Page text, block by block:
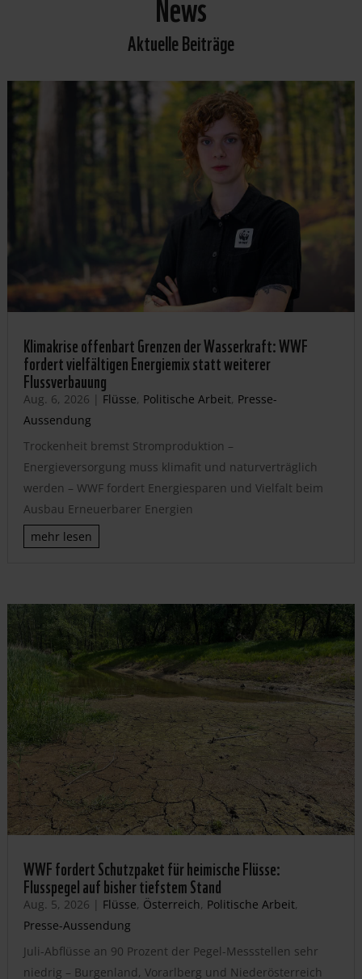
Aktuelle Beiträge
Klimakrise offenbart Grenzen der Wasserkraft: WWF
fordert vielfältigen Energiemix statt weiterer
Flussverbauung
Aug. 6, 2026 | Flüsse, Politische Arbeit, Presse-
Aussendung
Trockenheit bremst Stromproduktion –
Energieversorgung muss klimafit und naturverträglich
werden – WWF fordert Energiesparen und Vielfalt beim
Ausbau Erneuerbarer Energien
mehr lesen
WWF fordert Schutzpaket für heimische Flüsse:
Flusspegel auf bisher tiefstem Stand
Aug. 5, 2026 | Flüsse, Österreich, Politische Arbeit,
Presse-Aussendung
Juli-Abflüsse an 90 Prozent der Pegel-Messstellen sehr
niedrig – Burgenland, Vorarlberg und Niederösterreich